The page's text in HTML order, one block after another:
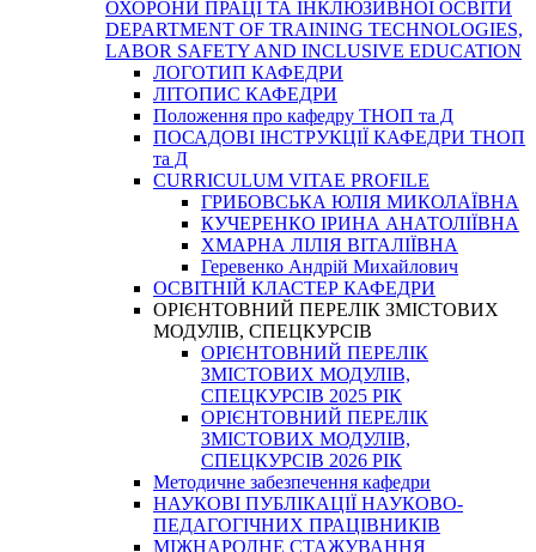
ОХОРОНИ ПРАЦІ ТА ІНКЛЮЗИВНОЇ ОСВІТИ
DEPARTMENT OF TRAINING TECHNOLOGIES,
LABOR SAFETY AND INCLUSIVE EDUCATION
ЛОГОТИП КАФЕДРИ
ЛІТОПИС КАФЕДРИ
Положення про кафедру ТНОП та Д
ПОСАДОВІ ІНСТРУКЦІЇ КАФЕДРИ ТНОП
та Д
CURRICULUM VITAE PROFILE
ГРИБОВСЬКА ЮЛІЯ МИКОЛАЇВНА
КУЧЕРЕНКО ІРИНА АНАТОЛІЇВНА
ХМАРНА ЛІЛІЯ ВІТАЛІЇВНА
Геревенко Андрій Михайлович
ОСВІТНІЙ КЛАСТЕР КАФЕДРИ
ОРІЄНТОВНИЙ ПЕРЕЛІК ЗМІСТОВИХ
МОДУЛІВ, СПЕЦКУРСІВ
ОРІЄНТОВНИЙ ПЕРЕЛІК
ЗМІСТОВИХ МОДУЛІВ,
СПЕЦКУРСІВ 2025 РІК
ОРІЄНТОВНИЙ ПЕРЕЛІК
ЗМІСТОВИХ МОДУЛІВ,
СПЕЦКУРСІВ 2026 РІК
Методичне забезпечення кафедри
НАУКОВІ ПУБЛІКАЦІЇ НАУКОВО-
ПЕДАГОГІЧНИХ ПРАЦІВНИКІВ
МІЖНАРОДНЕ СТАЖУВАННЯ